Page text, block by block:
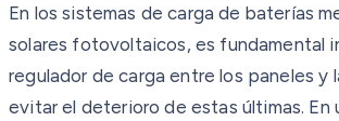
En los sistemas de carga de baterías
solares fotovoltaicos, es fundamental
regulador de carga entre los paneles y
evitar el deterioro de estas últimas. En